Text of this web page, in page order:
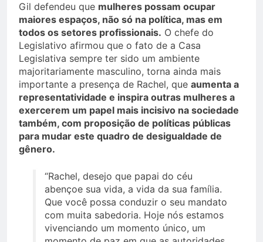
Gil defendeu que mulheres possam ocupar
maiores espaços, não só na política, mas em
todos os setores profissionais. O chefe do
Legislativo afirmou que o fato de a Casa
Legislativa sempre ter sido um ambiente
majoritariamente masculino, torna ainda mais
importante a presença de Rachel, que aumenta a
representatividade e inspira outras mulheres a
exercerem um papel mais incisivo na sociedade
também, com proposição de políticas públicas
para mudar este quadro de desigualdade de
gênero.
“Rachel, desejo que papai do céu
abençoe sua vida, a vida da sua família.
Que você possa conduzir o seu mandato
com muita sabedoria. Hoje nós estamos
vivenciando um momento único, um